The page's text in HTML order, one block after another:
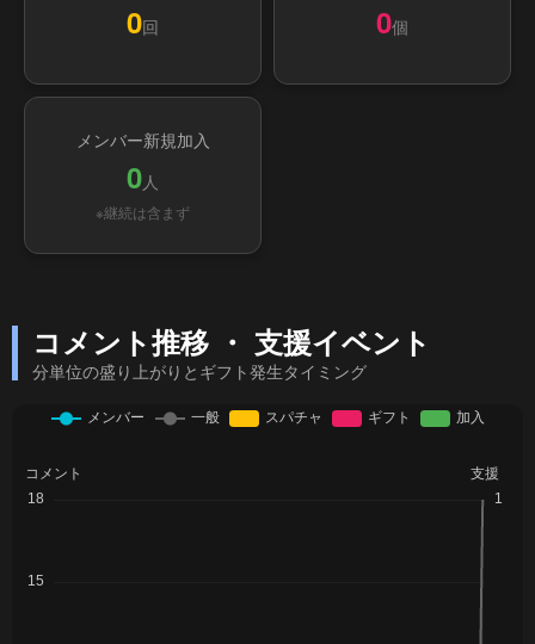
0回 0個
メンバー新規加入
0人
※継続は含まず
コメント推移 ・ 支援イベント
分単位の盛り上がりとギフト発生タイミング